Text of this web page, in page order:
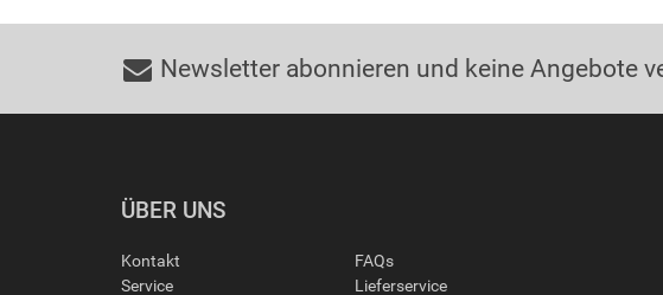
Newsletter abonnieren und keine Angebote
ÜBER UNS
Kontakt
Service
FAQs
Lieferservice